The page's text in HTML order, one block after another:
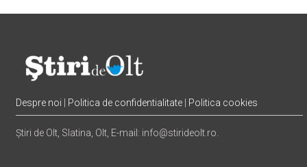
Despre noi Politica de confidentialitate Politica cookies
Știri de Olt, Slatina, Olt, E-mail: info@stirideolt.ro.